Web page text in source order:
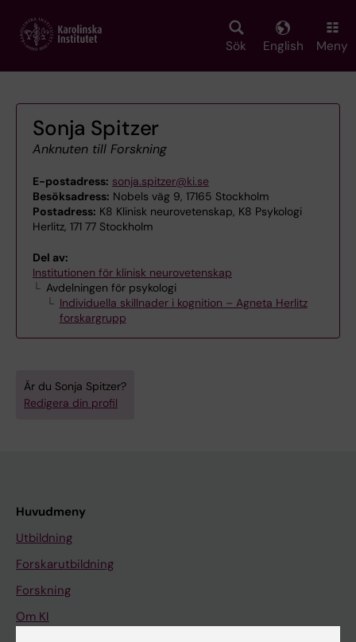
main
Sök English Meny
Sonja Spitzer
Anknuten till Forskning
E-postadress: sonja.spitzer@ki.se
Besöksadress: Nobels väg 9, 17165 Stockholm
Postadress: K8 Klinisk neurovetenskap, K8 Psykologi
Herlitz, 171 77 Stockholm
Del av:
Institutionen för klinisk neurovetenskap
Avdelningen för psykologi
Individuella skillnader i kognition – Agneta Herlitz
forskargrupp
Är du Sonja Spitzer?
Redigera din profil
Huvudmeny
Utbildning
Forskarutbildning
Forskning
Om KI